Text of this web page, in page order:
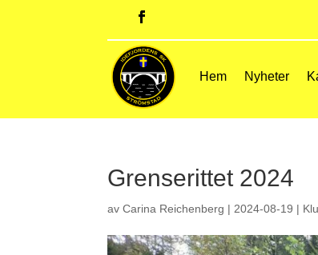
Hem Nyheter
Grenserittet 2024
avCarina Reichenberg |2024-08-19 |